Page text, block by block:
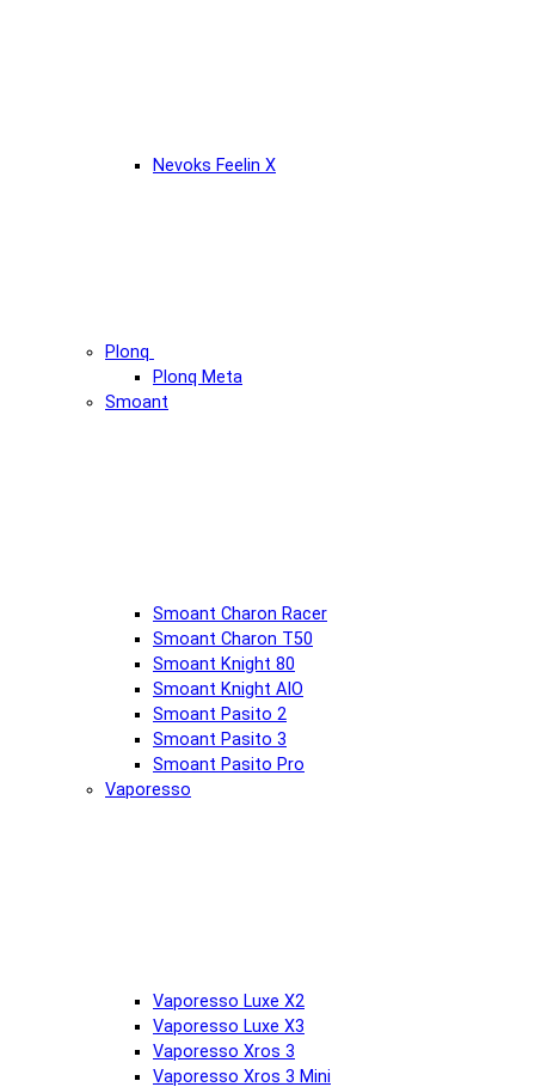
Nevoks Feelin X
Plonq
Plonq Meta
Smoant
Smoant Charon Racer
Smoant Charon T50
Smoant Knight 80
Smoant Knight AIO
Smoant Pasito 2
Smoant Pasito 3
Smoant Pasito Pro
Vaporesso
Vaporesso Luxe X2
Vaporesso Luxe X3
Vaporesso Xros 3
Vaporesso Xros 3 Mini